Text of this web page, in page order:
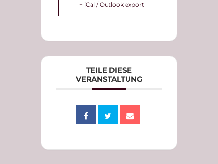
+ iCal / Outlook export
TEILE DIESE
VERANSTALTUNG